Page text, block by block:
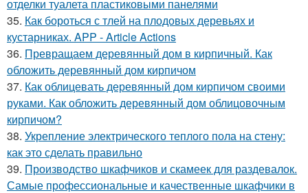
отделки туалета пластиковыми панелями
35. Как бороться с тлей на плодовых деревьях и
кустарниках. APP - Article Actions
36. Превращаем деревянный дом в кирпичный. Как
обложить деревянный дом кирпичом
37. Как облицевать деревянный дом кирпичом своими
руками. Как обложить деревянный дом облицовочным
кирпичом?
38. Укрепление электрического теплого пола на стену:
как это сделать правильно
39. Производство шкафчиков и скамеек для раздевалок.
Самые профессиональные и качественные шкафчики в